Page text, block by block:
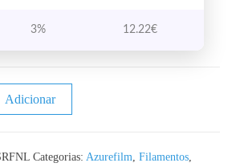
3% 12.22€
Adicionar
Categorias: Azurefilm Filamentos